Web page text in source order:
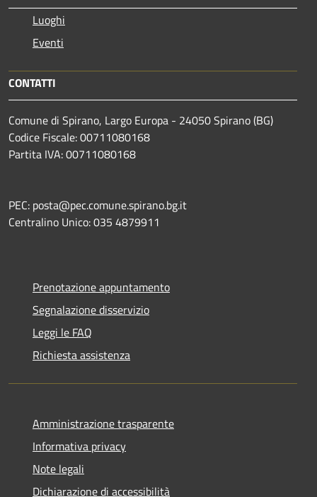
Luoghi
Eventi
CONTATTI
Comune di Spirano, Largo Europa - 24050 Spirano (BG)
Codice Fiscale: 00711080168
Partita IVA: 00711080168
PEC: posta@pec.comune.spirano.bg.it
Centralino Unico: 035 4879911
Prenotazione appuntamento
Segnalazione disservizio
Leggi le FAQ
Richiesta assistenza
Amministrazione trasparente
Informativa privacy
Note legali
Dichiarazione di accessibilità